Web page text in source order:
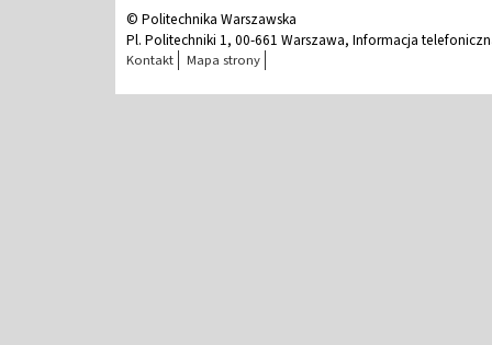
© Politechnika Warszawska
Pl. Politechniki 1, 00-661 Warszawa, Informacja
Kontakt Mapa strony